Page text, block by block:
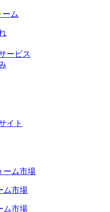
ーム
ービス
イト
ム市場